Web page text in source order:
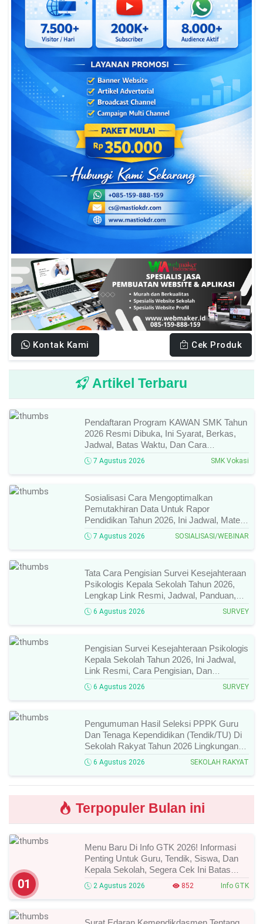
Kontak Kami Cek Produk
Artikel Terbaru
Pendaftaran Program KAWAN SMK Tahun
2026 Resmi Dibuka, Ini Syarat, Berkas,
Jadwal, Batas Waktu, Dan Cara
Pendaftarannya!
7 Agustus 2026 SMK Vokasi
Sosialisasi Cara Mengoptimalkan
Pemutakhiran Data Untuk Rapor
Pendidikan Tahun 2026, Ini Jadwal, Materi,
Narasumber, Dan Link Mengikutinya!
7 Agustus 2026 SOSIALISASI/WEBINAR
Tata Cara Pengisian Survei Kesejahteraan
Psikologis Kepala Sekolah Tahun 2026,
Lengkap Link Resmi, Jadwal, Panduan,
Dan Hal Yang Wajib Diperhatikan!
6 Agustus 2026 SURVEY
Pengisian Survei Kesejahteraan Psikologis
Kepala Sekolah Tahun 2026, Ini Jadwal,
Link Resmi, Cara Pengisian, Dan
Ketentuan Lengkapnya!
6 Agustus 2026 SURVEY
Pengumuman Hasil Seleksi PPPK Guru
Dan Tenaga Kependidikan (Tendik/TU) Di
Sekolah Rakyat Tahun 2026 Lingkungan
Kementerian Sosial RI, Ini Daftar Nama
Peserta Yang Lolos!
6 Agustus 2026 SEKOLAH RAKYAT
Terpopuler Bulan ini
01
Menu Baru Di Info GTK 2026! Informasi
Penting Untuk Guru, Tendik, Siswa, Dan
Kepala Sekolah, Segera Cek Ini Batas
Waktunya!
2 Agustus 2026 852 Info GTK